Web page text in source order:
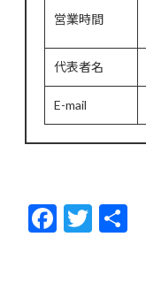
営業時間
代表者名
E-mail
F
T